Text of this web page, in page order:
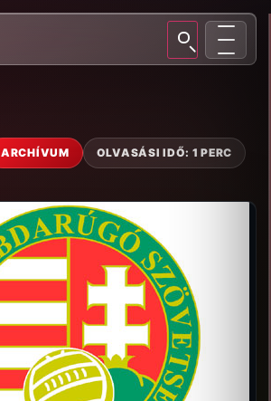
ARCHÍVUM OLVASÁSI IDŐ: 1 PERC